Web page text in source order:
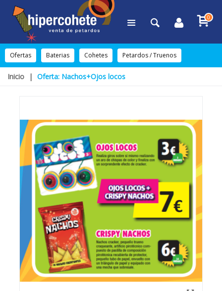
0
Ofertas Baterias Cohetes Petardos / Truenos
Inicio | Oferta: Nachos+Ojos locos